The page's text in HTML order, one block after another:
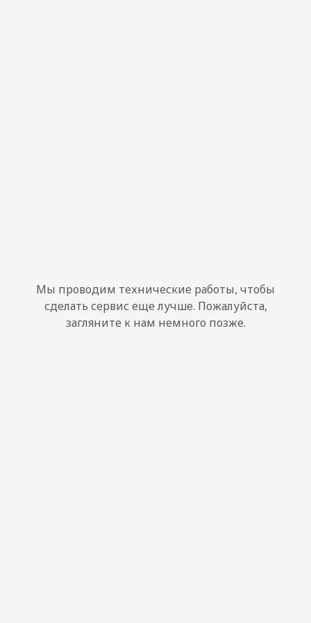
Мы проводим технические работы, чтобы
сделать сервис еще лучше. Пожалуйста,
загляните к нам немного позже.